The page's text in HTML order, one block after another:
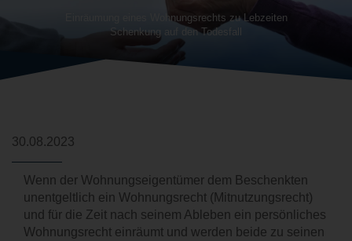
MUNKERT & PARTNER
AKTUELLES | NEWS
DIGITALE SERVICES
KARRIERE
Einräumung eines Wohnungsrechts zu Lebzeiten
Schenkung auf den Todesfall
30.08.2023
Wenn der Wohnungseigentümer dem Beschenkten
unentgeltlich ein Wohnungsrecht (Mitnutzungsrecht)
und für die Zeit nach seinem Ableben ein persönliches
Wohnungsrecht einräumt und werden beide zu seinen